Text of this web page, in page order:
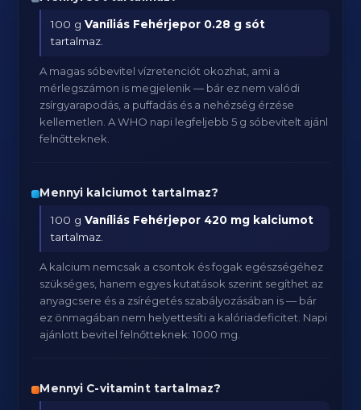
100 gVaníliás Fehérjepor 0.28 g sót
tartalmaz.
A magas sóbevitel vízretenciót okozhat, ami a
mérlegszámon is megjelenik — bár ez nem valódi
zsírgyarapodás, a puffadás és a nehézség érzése
kellemetlen. A WHO napi legfeljebb 5 g sóbevitelt ajánl
felnőtteknek.
Mennyi kalciumot tartalmaz?
100 gVaníliás Fehérjepor 420 mg kalciumot
tartalmaz.
A kalcium nemcsak a csontok és fogak egészségéhez
szükséges, hanem egyes kutatások szerint segíthet az
anyagcsere és a zsírégetés szabályozásában is — bár
ez önmagában nem helyettesíti a kalóriadeficitet. Napi
ajánlott bevitel felnőtteknek: 1000 mg.
Mennyi C-vitamint tartalmaz?